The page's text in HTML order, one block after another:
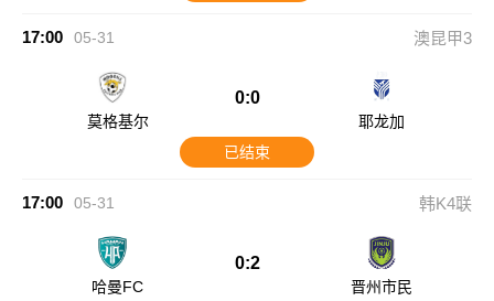
17:00 05-31 澳昆甲3
莫格基尔
0:0
耶龙加
已结束
17:00 05-31 韩K4联
哈曼FC
0:2
晋州市民